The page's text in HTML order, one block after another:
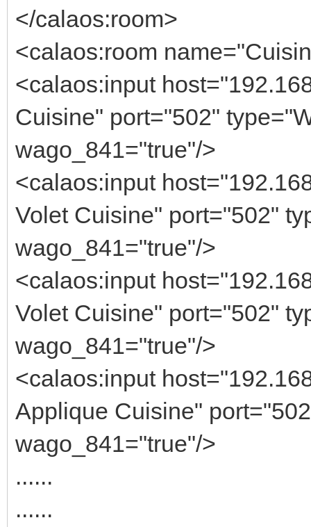
</calaos:room>
<calaos:room
<calaos:input
Cuisine" port="502"
wago_841="true"/>
<calaos:input
Volet Cuisine" port="502"
wago_841="true"/>
<calaos:input
Volet Cuisine" port="502"
wago_841="true"/>
<calaos:input
Applique Cuisine"
wago_841="true"/>
......
......